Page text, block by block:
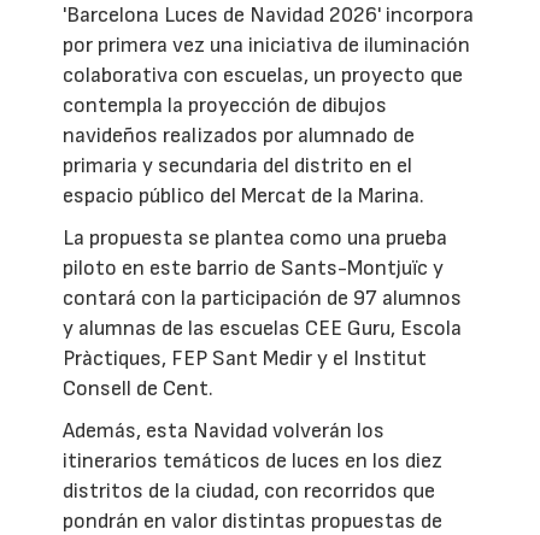
'Barcelona Luces de Navidad 2026' incorpora
por primera vez una iniciativa de iluminación
colaborativa con escuelas, un proyecto que
contempla la proyección de dibujos
navideños realizados por alumnado de
primaria y secundaria del distrito en el
espacio público del Mercat de la Marina.
La propuesta se plantea como una prueba
piloto en este barrio de Sants-Montjuïc y
contará con la participación de 97 alumnos
y alumnas de las escuelas CEE Guru, Escola
Pràctiques, FEP Sant Medir y el Institut
Consell de Cent.
Además, esta Navidad volverán los
itinerarios temáticos de luces en los diez
distritos de la ciudad, con recorridos que
pondrán en valor distintas propuestas de